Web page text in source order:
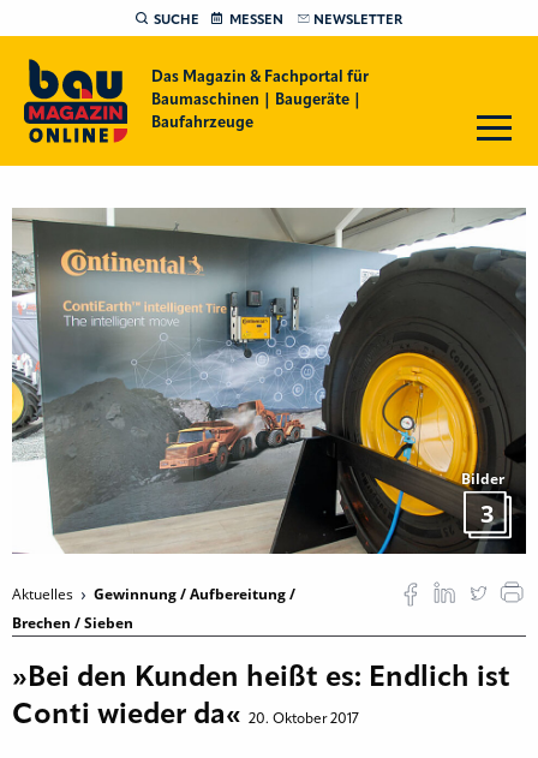
SUCHE MESSEN NEWSLETTER
Das Magazin & Fachportal für
Baumaschinen | Baugeräte |
Baufahrzeuge
Bilder
3
Aktuelles
Gewinnung / Aufbereitung /
Brechen / Sieben
»Bei den Kunden heißt es: Endlich ist
Conti wieder da« 20. Oktober 2017